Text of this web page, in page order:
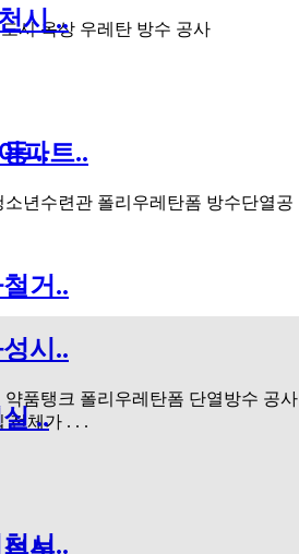
시 옥상 우레탄 방수 공사
..
소년수련관 폴리우레탄폼 방수단열공
시..
약품탱크 폴리우레탄폼 단열방수 공사
전체가 . . .
시..
시 ..
파트..
거..
..